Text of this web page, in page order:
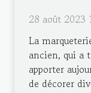
28 août 2023
La
ancien, qui a
apporter
de décorer